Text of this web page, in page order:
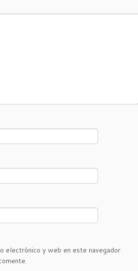
electrónico y web en este navegador